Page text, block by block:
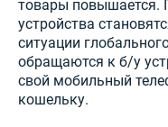
товары повышается.
устройства
ситуации
обращаются к б/у
свой мобильный
кошельку.